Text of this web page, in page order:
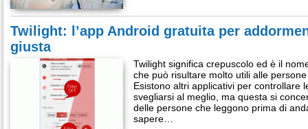
Twilight: l’app Android gratuita per
giusta
Twilight significa crepuscolo ed è il
che può risultare molto utili alle
Esistono altri applicativi per controllare
svegliarsi al meglio, ma questa si
delle persone che leggono prima di
sapere…